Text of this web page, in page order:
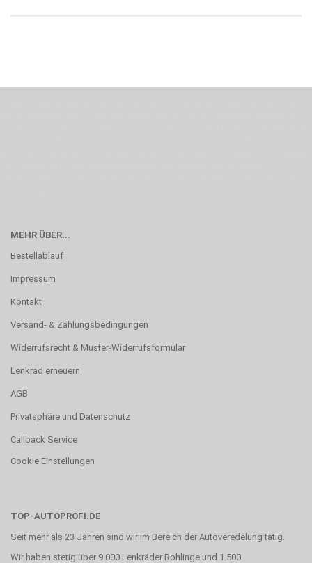
MEHR ÜBER...
Bestellablauf
Impressum
Kontakt
Versand- & Zahlungsbedingungen
Widerrufsrecht & Muster-Widerrufsformular
Lenkrad erneuern
AGB
Privatsphäre und Datenschutz
Callback Service
Cookie Einstellungen
TOP-AUTOPROFI.DE
Seit mehr als 23 Jahren sind wir im Bereich der Autoveredelung tätig.
Wir haben stetig über 9.000 Lenkräder Rohlinge und 1.500